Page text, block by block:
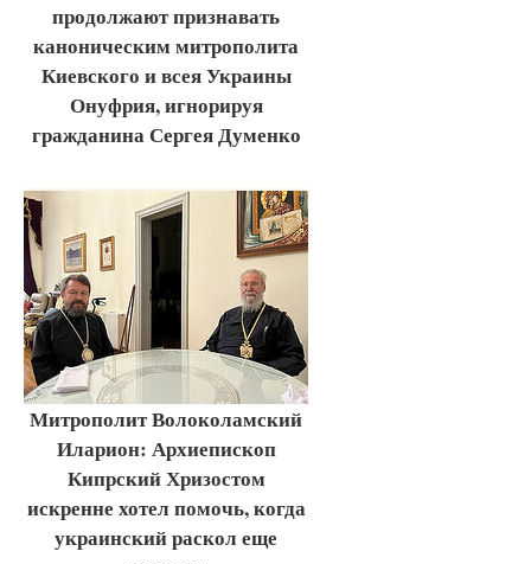
продолжают признавать
каноническим митрополита
Киевского и всея Украины
Онуфрия, игнорируя
гражданина Сергея Думенко
Митрополит Волоколамский
Иларион: Архиепископ
Кипрский Хризостом
искренне хотел помочь, когда
украинский раскол еще